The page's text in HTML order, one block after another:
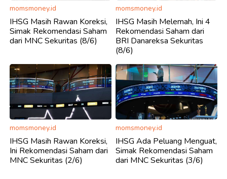
momsmoney.id
IHSG Masih Rawan Koreksi,
Simak Rekomendasi Saham
dari MNC Sekuritas (8/6)
momsmoney.id
IHSG Masih Melemah, Ini 4
Rekomendasi Saham dari
BRI Danareksa Sekuritas
(8/6)
momsmoney.id
IHSG Masih Rawan Koreksi,
Ini Rekomendasi Saham dari
MNC Sekuritas (2/6)
momsmoney.id
IHSG Ada Peluang Menguat,
Simak Rekomendasi Saham
dari MNC Sekuritas (3/6)